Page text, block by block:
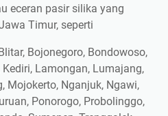
eceran pasir silika yang
Timur, seperti
Bojonegoro, Bondowoso,
Lamongan, Lumajang,
Mojokerto, Nganjuk, Ngawi,
Ponorogo, Probolinggo,